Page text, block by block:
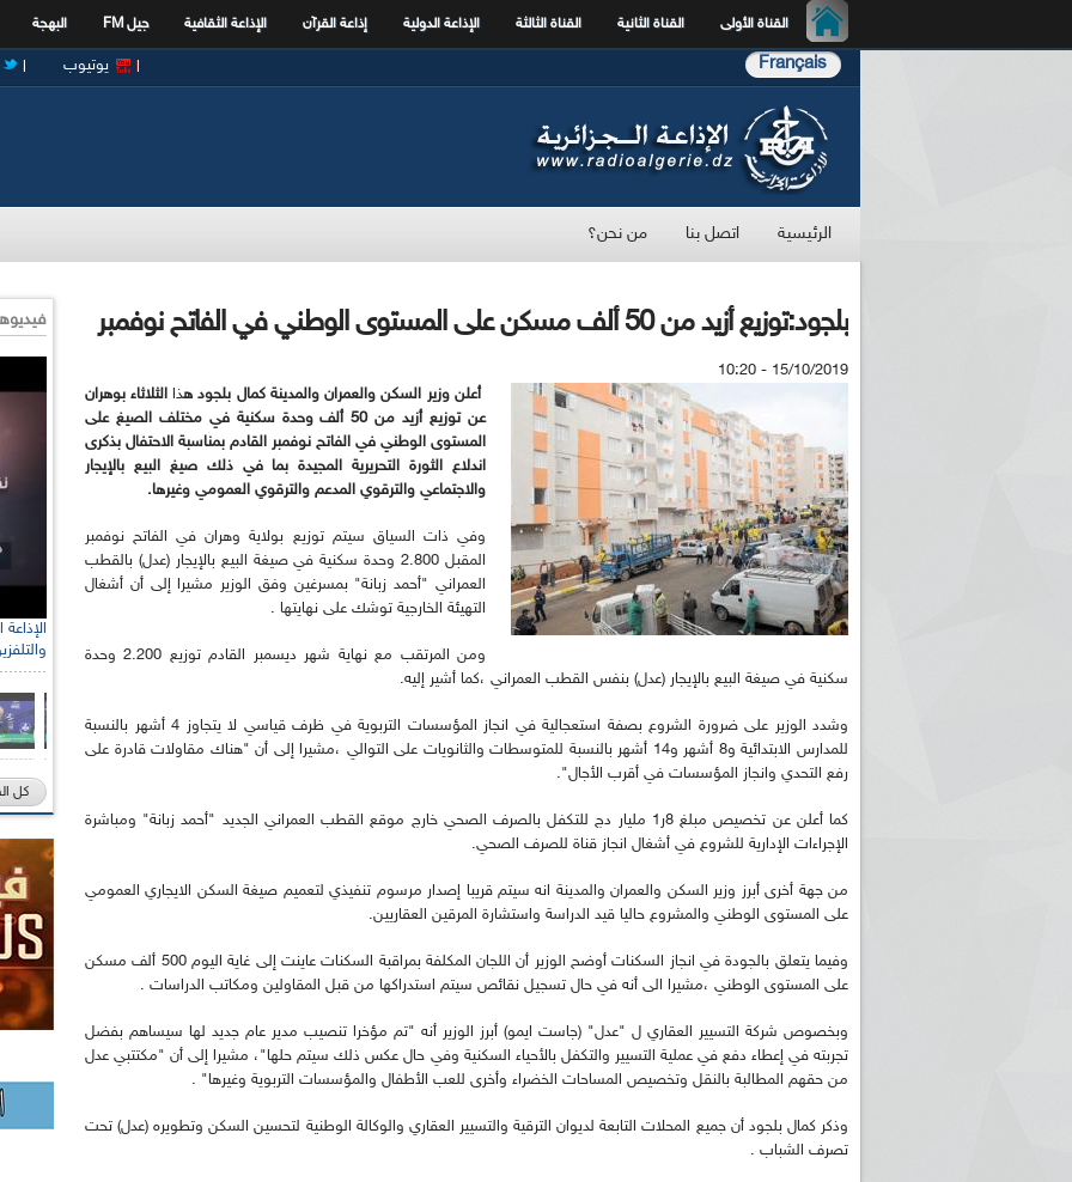
القناة الأولى القناة الثانية القناة الثالثة الإذاعة الدولية إذاعة القرآن الإذاعة الثقافية جيل FM البهجة
Français يوتيوب
الرئيسية اتصل بنا من نحن؟
بلجود:توزيع أزيد من 50 ألف مسكن على المستوى الوطني في الفاتح نوفمبر
15/10/2019 - 10:20
أعلن وزير السكن والعمران والمدينة كمال بلجود هذا الثلاثاء بوهران
عن توزيع أزيد من 50 ألف وحدة سكنية في مختلف الصيغ على
المستوى الوطني في الفاتح نوفمبر القادم بمناسبة الاحتفال بذكرى
اندلاع الثورة التحريرية المجيدة بما في ذلك صيغ البيع بالإيجار
والاجتماعي والترقوي المدعم والترقوي العمومي وغيرها.
وفي ذات السياق سيتم توزيع بولاية وهران في الفاتح نوفمبر
المقبل 2.800 وحدة سكنية في صيغة البيع بالإيجار (عدل) بالقطب
العمراني "أحمد زبانة" بمسرغين وفق الوزير مشيرا إلى أن أشغال
التهيئة الخارجية توشك على نهايتها .
ومن المرتقب مع نهاية شهر ديسمبر القادم توزيع 2.200 وحدة
سكنية في صيغة البيع بالإيجار (عدل) بنفس القطب العمراني ،كما أشير إليه.
وشدد الوزير على ضرورة الشروع بصفة استعجالية في انجاز المؤسسات التربوية في ظرف قياسي لا يتجاوز 4 أشهر بالنسبة
للمدارس الابتدائية و8 أشهر و14 أشهر بالنسبة للمتوسطات والثانويات على التوالي ،مشيرا إلى أن "هناك مقاولات قادرة على
رفع التحدي وانجاز المؤسسات في أقرب الأجال".
كما أعلن عن تخصيص مبلغ 8ر1 مليار دج للتكفل بالصرف الصحي خارج موقع القطب العمراني الجديد "أحمد زبانة" ومباشرة
الإجراءات الإدارية للشروع في أشغال انجاز قناة للصرف الصحي.
من جهة أخرى أبرز وزير السكن والعمران والمدينة انه سيتم قريبا إصدار مرسوم تنفيذي لتعميم صيغة السكن الايجاري العمومي
على المستوى الوطني والمشروع حاليا قيد الدراسة واستشارة المرقين العقاريين.
وفيما يتعلق بالجودة في انجاز السكنات أوضح الوزير أن اللجان المكلفة بمراقبة السكنات عاينت إلى غاية اليوم 500 ألف مسكن
على المستوى الوطني ،مشيرا الى أنه في حال تسجيل نقائص سيتم استدراكها من قبل المقاولين ومكاتب الدراسات .
وبخصوص شركة التسيير العقاري ل "عدل" (جاست ايمو) أبرز الوزير أنه "تم مؤخرا تنصيب مدير عام جديد لها سيساهم بفضل
تجربته في إعطاء دفع في عملية التسيير والتكفل بالأحياء السكنية وفي حال عكس ذلك سيتم حلها"، مشيرا إلى أن "مكتتبي عدل
من حقهم المطالبة بالنقل وتخصيص المساحات الخضراء وأخرى للعب الأطفال والمؤسسات التربوية وغيرها" .
وذكر كمال بلجود أن جميع المحلات التابعة لديوان الترقية والتسيير العقاري والوكالة الوطنية لتحسين السكن وتطويره (عدل) تحت
تصرف الشباب .
كل